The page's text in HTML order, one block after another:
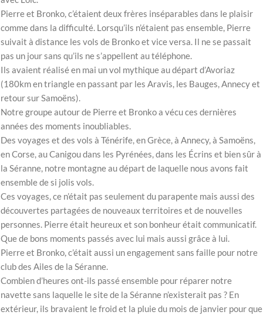
Pierre et Bronko, c’étaient deux frères inséparables dans le plaisir
comme dans la difficulté. Lorsqu’ils n’étaient pas ensemble, Pierre
suivait à distance les vols de Bronko et vice versa. Il ne se passait
pas un jour sans qu’ils ne s’appellent au téléphone.
Ils avaient réalisé en mai un vol mythique au départ d’Avoriaz
(180km en triangle en passant par les Aravis, les Bauges, Annecy et
retour sur Samoëns).
Notre groupe autour de Pierre et Bronko a vécu ces dernières
années des moments inoubliables.
Des voyages et des vols à Ténérife, en Grèce, à Annecy, à Samoëns,
en Corse, au Canigou dans les Pyrénées, dans les Écrins et bien sûr à
la Séranne, notre montagne au départ de laquelle nous avons fait
ensemble de si jolis vols.
Ces voyages, ce n’était pas seulement du parapente mais aussi des
découvertes partagées de nouveaux territoires et de nouvelles
personnes. Pierre était heureux et son bonheur était communicatif.
Que de bons moments passés avec lui mais aussi grâce à lui.
Pierre et Bronko, c’était aussi un engagement sans faille pour notre
club des Ailes de la Séranne.
Combien d’heures ont-ils passé ensemble pour réparer notre
navette sans laquelle le site de la Séranne n’existerait pas ? En
extérieur, ils bravaient le froid et la pluie du mois de janvier pour que